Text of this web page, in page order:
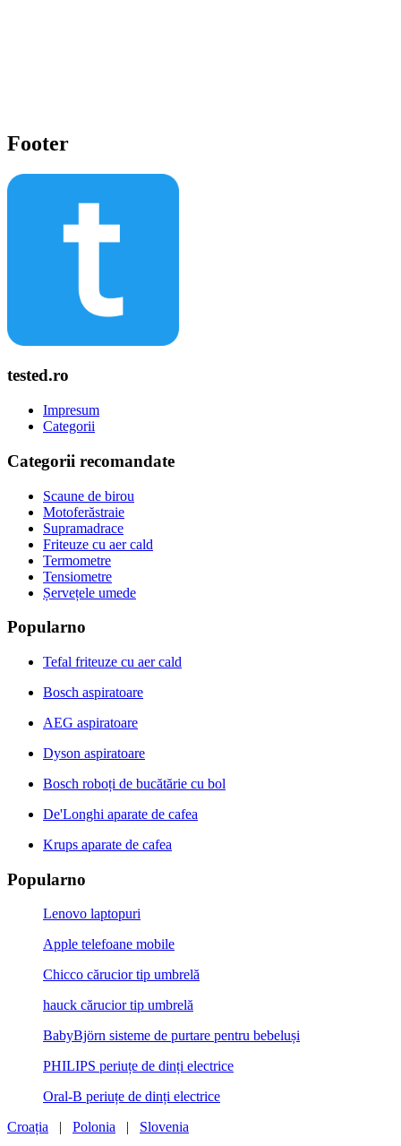
Footer
tested.ro
Impresum
Categorii
Categorii recomandate
Scaune de birou
Motoferăstraie
Supramadrace
Friteuze cu aer cald
Termometre
Tensiometre
Șervețele umede
Popularno
Tefal friteuze cu aer cald
Bosch aspiratoare
AEG aspiratoare
Dyson aspiratoare
Bosch roboți de bucătărie cu bol
De'Longhi aparate de cafea
Krups aparate de cafea
Popularno
Lenovo laptopuri
Apple telefoane mobile
Chicco cărucior tip umbrelă
hauck cărucior tip umbrelă
BabyBjörn sisteme de purtare pentru bebeluși
PHILIPS periuțe de dinți electrice
Oral-B periuțe de dinți electrice
Croația
Polonia
Slovenia